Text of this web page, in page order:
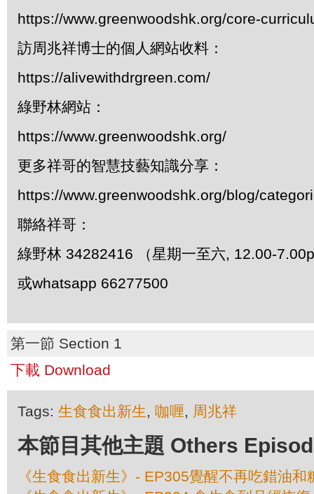
https://www.greenwoodshk.org/core-
訪周兆祥博士的個人網站收料：
https://alivewithdrgreen.com/
綠野林網站：
https://www.greenwoodshk.org/
更多祥哥的智慧技藝知識分享：
https://www.greenwoodshk.org/blog/
聯絡祥哥：
綠野林 34282416 （星期一至六, 12.00-
或whatsapp 66277500
第一節 Section 1
下載 Download
Tags: 生食食出新生, 咖喱, 周兆祥
本節目其他主題 Others
《生食食出新生》- EP305覺醒不再吃錯油和